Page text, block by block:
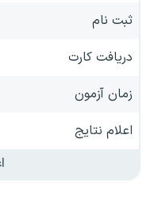
ثبت نام
دریافت کارت
زمان آزمون
اعلام نتایج